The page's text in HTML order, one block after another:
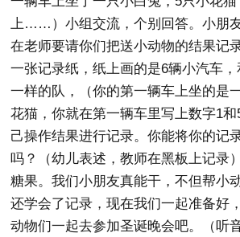
上……）小组交流，个别回答。小朋
在老师要请你们把送小动物的结果记
一张记录纸，纸上画的是6辆小汽车
一样的队，（你的第一辆车上坐的是
花猫，你就在第一辆车里写上数字1
己操作结果进行记录。你能将你的记
吗？（幼儿表述，教师在黑板上记录
糖果。我们小朋友真能干，不但帮小
还学会了记录，现在我们一起准备好
动物们一起去参加圣诞晚会吧。（听